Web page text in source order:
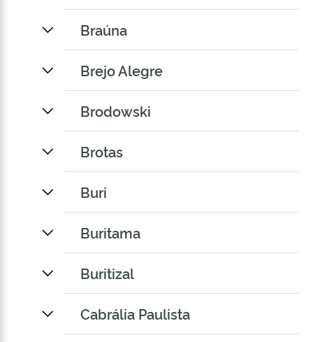
Braúna
Brejo Alegre
Brodowski
Brotas
Buri
Buritama
Buritizal
Cabrália Paulista